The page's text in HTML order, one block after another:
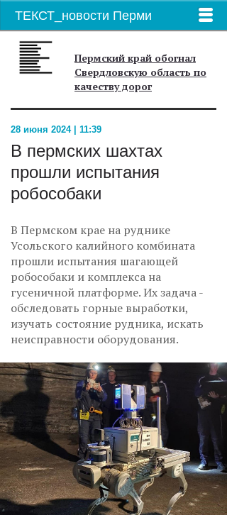
ТЕКСТ_новости Перми
Пермский край обогнал
Свердловскую область по
качеству дорог
28 июня 2024 | 11:39
В пермских шахтах
прошли испытания
робособаки
В Пермском крае на руднике
Усольского калийного комбината
прошли испытания шагающей
робособаки и комплекса на
гусеничной платформе. Их задача -
обследовать горные выработки,
изучать состояние рудника, искать
неисправности оборудования.